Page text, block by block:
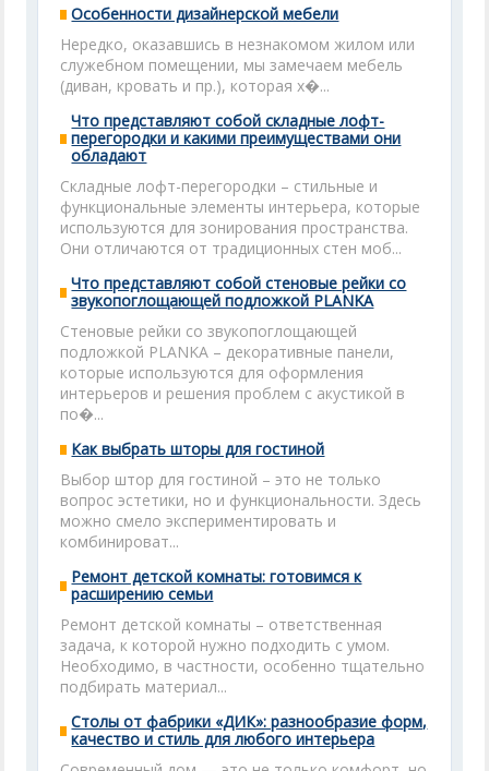
Особенности дизайнерской мебели
Нередко, оказавшись в незнакомом жилом или
служебном помещении, мы замечаем мебель
(диван, кровать и пр.), которая х�...
Что представляют собой складные лофт-
перегородки и какими преимуществами они
обладают
Складные лофт-перегородки – стильные и
функциональные элементы интерьера, которые
используются для зонирования пространства.
Они отличаются от традиционных стен моб...
Что представляют собой стеновые рейки со
звукопоглощающей подложкой PLANKA
Стеновые рейки со звукопоглощающей
подложкой PLANKA – декоративные панели,
которые используются для оформления
интерьеров и решения проблем с акустикой в
по�...
Как выбрать шторы для гостиной
Выбор штор для гостиной – это не только
вопрос эстетики, но и функциональности. Здесь
можно смело экспериментировать и
комбинироват...
Ремонт детской комнаты: готовимся к
расширению семьи
Ремонт детской комнаты – ответственная
задача, к которой нужно подходить с умом.
Необходимо, в частности, особенно тщательно
подбирать материал...
Столы от фабрики «ДИК»: разнообразие форм,
качество и стиль для любого интерьера